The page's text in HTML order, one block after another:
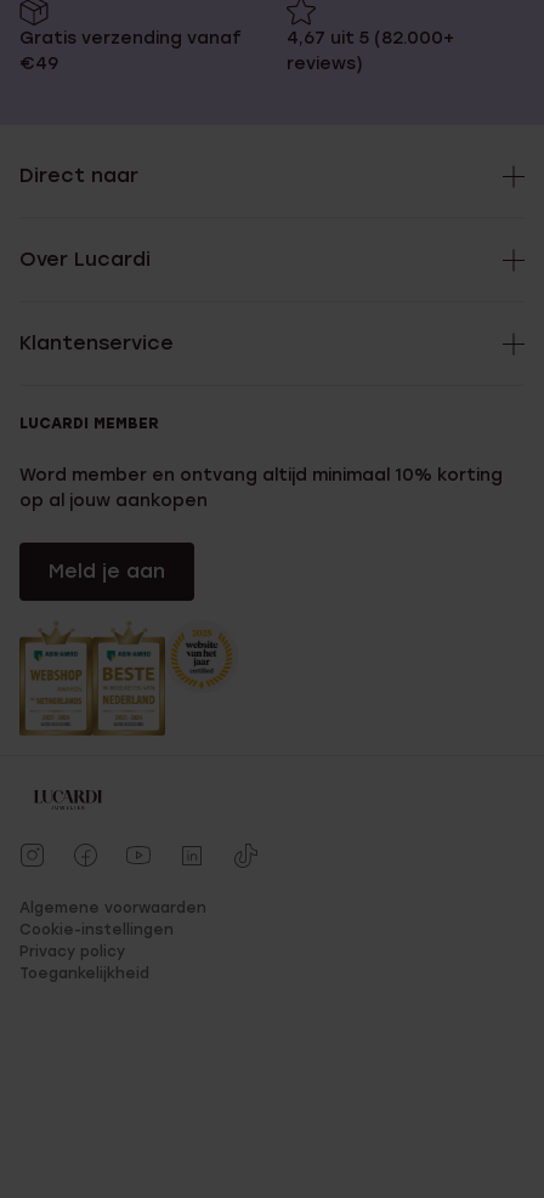
Gratis verzending vanaf
€49
4,67 uit 5 (82.000+
reviews)
Direct naar
Over Lucardi
Klantenservice
LUCARDI MEMBER
Word member en ontvang altijd minimaal 10% korting
op al jouw aankopen
Meld je aan
Algemene voorwaarden
Cookie-instellingen
Privacy policy
Toegankelijkheid